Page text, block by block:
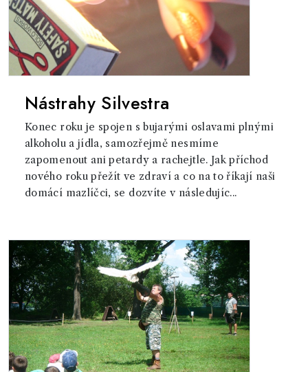
Nástrahy Silvestra
Konec roku je spojen s bujarými oslavami plnými
alkoholu a jídla, samozřejmě nesmíme
zapomenout ani petardy a rachejtle. Jak příchod
nového roku přežít ve zdraví a co na to říkají naši
domácí mazlíčci, se dozvíte v následujíc...